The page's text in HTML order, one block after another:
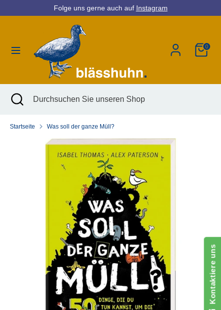
zum
Folge uns gerne auch auf Instagram
0
Währung
SuchenDurchsuchen
Sie
unseren
Shop
SuchenDurchsuchen
Shop
Suche
schließen
Startseite Was soll der ganze Müll?
Kontaktiere uns